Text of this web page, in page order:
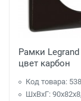
Рамки
цвет карбон
Код товара:
ШхВхГ: